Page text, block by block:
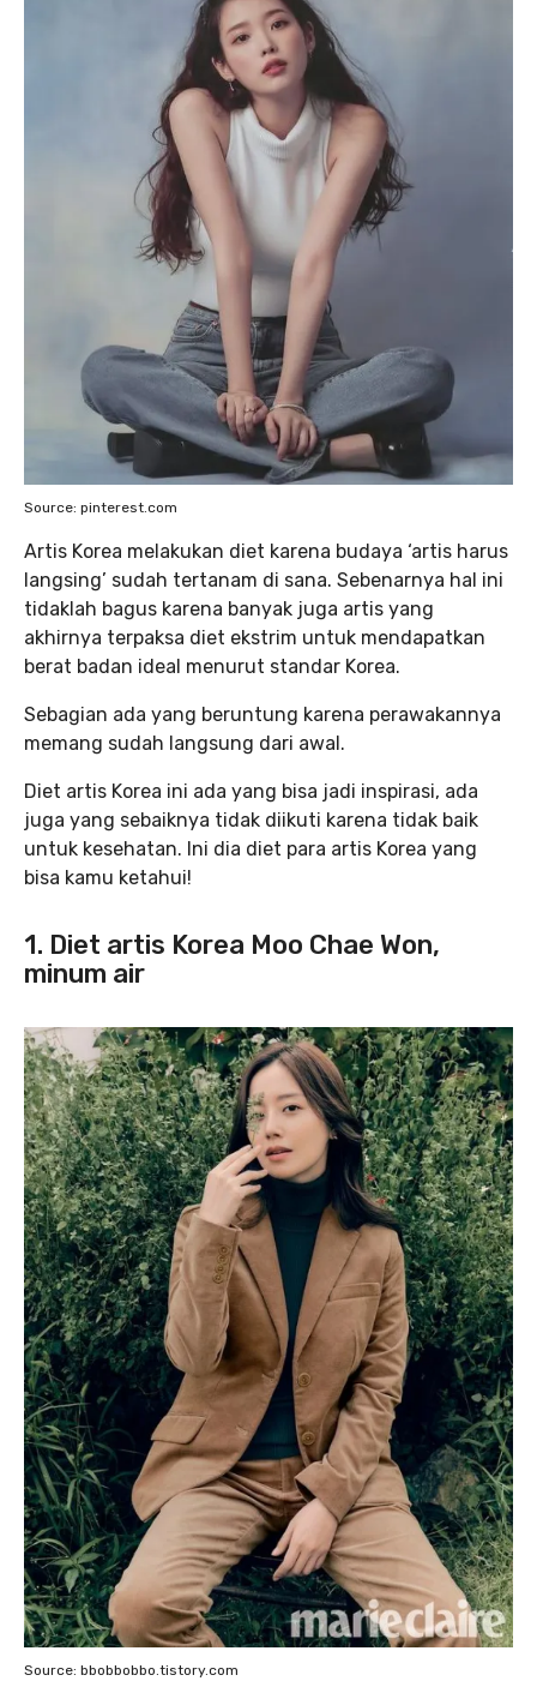
Source: pinterest.com
Artis Korea melakukan diet karena budaya ‘artis harus
langsing’ sudah tertanam di sana. Sebenarnya hal ini
tidaklah bagus karena banyak juga artis yang
akhirnya terpaksa diet ekstrim untuk mendapatkan
berat badan ideal menurut standar Korea.
Sebagian ada yang beruntung karena perawakannya
memang sudah langsung dari awal.
Diet artis Korea ini ada yang bisa jadi inspirasi, ada
juga yang sebaiknya tidak diikuti karena tidak baik
untuk kesehatan. Ini dia diet para artis Korea yang
bisa kamu ketahui!
1. Diet artis Korea Moo Chae Won,
minum air
Source: bbobbobbo.tistory.com